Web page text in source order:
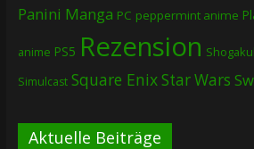
Panini Manga PC peppermint anime
anime PS5 Rezension
Simulcast Square EnixStar Wars
Aktuelle Beiträge